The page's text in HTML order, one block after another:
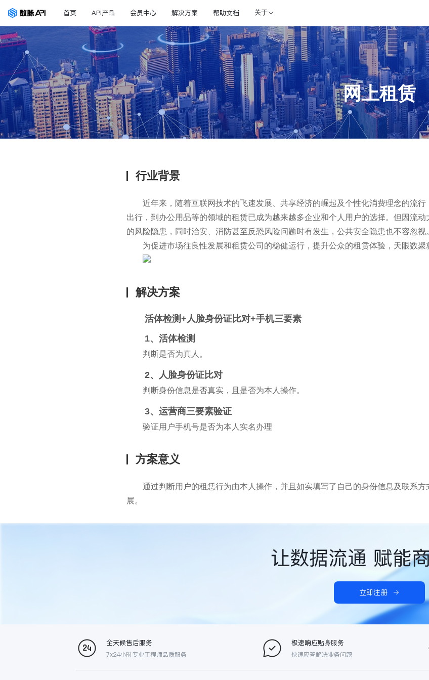
首页 API产品 会员中心 解决方案 帮助文档 关于
网上租赁
行业背景
近年来，随着互联网技术的飞速发展、共享经济的崛起及个性化消费理念的流
出行，到办公用品等的领域的租赁已成为越来越多企业和个人用户的选择。但因流
的风险隐患，同时治安、消防甚至反恐风险问题时有发生，公共安全隐患也不容忽视
为促进市场往良性发展和租赁公司的稳健运行，提升公众的租赁体验，天眼数聚
解决方案
活体检测+人脸身份证比对+手机三要素
1、活体检测
判断是否为真人。
2、人脸身份证比对
判断身份信息是否真实，且是否为本人操作。
3、运营商三要素验证
验证用户手机号是否为本人实名办理
方案意义
通过判断用户的租恁行为由本人操作，并且如实填写了自己的身份信息及联系
展。
让数据流通 赋能
立即注册
全天候售后服务
7x24小时专业工程师品质服务
极速响应贴身服务
快速应答解决业务问题